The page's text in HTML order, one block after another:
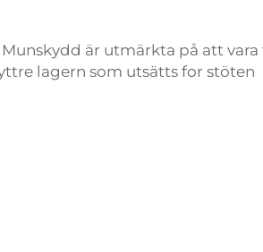
är utmärkta på att vara
lagern som utsätts for stöten
den träffar exempelvis